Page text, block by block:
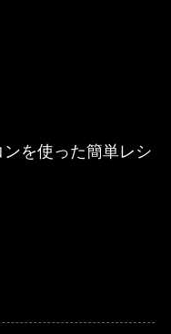
を使った簡単レシ